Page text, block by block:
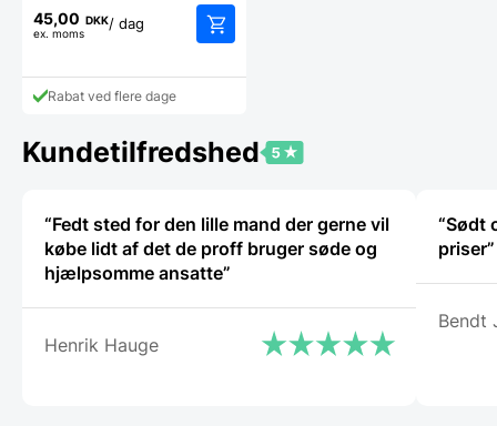
45,00 DKK
ex. moms
/ dag
Rabat ved flere dage
Kundetilfredshed
“Fedt sted for den lille mand der gerne vil
købe lidt af det de proff bruger søde og
hjælpsomme ansatte”
Henrik Hauge
“Sødt
priser”
Bendt